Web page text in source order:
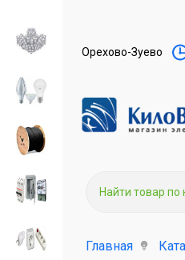
Орехово-Зуево
Главная